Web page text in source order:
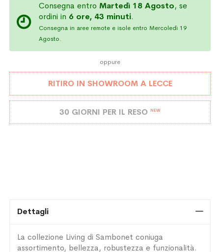
Consegna entro Martedì 18 Agosto, se
ordini in 6 ore, 43 minuti.
Consegna in aree remote e isole entro Mercoledì 19
Agosto.
oppure
RITIRO IN SHOWROOM A LECCE
30 GIORNI PER IL RESO NEW
Dettagli
La collezione Living di Sambonet coniuga
assortimento, bellezza, robustezza e funzionalità.